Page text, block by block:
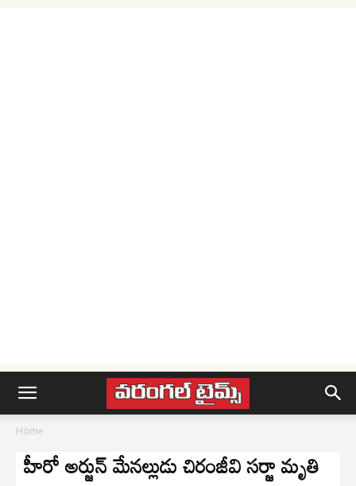
Home
హీరో అర్జున్ మేనల్లుడు చిరంజీవి సర్జా మృతి